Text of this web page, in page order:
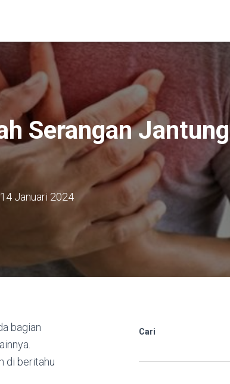
Serangan Jantung
14 Januari 2024
bagian
di beritahu
Cari